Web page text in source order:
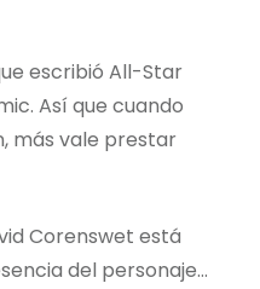
escribió All-Star
Así que cuando
más vale prestar
Corenswet está
del personaje…